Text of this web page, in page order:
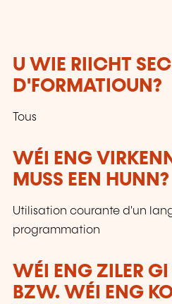
U WIE RIICHT
D'FORMATIOUN?
Tous
WÉI ENG
MUSS EEN HUNN?
Utilisation courante d'un
programmation
WÉI ENG ZILER GI
BZW. WÉI ENG